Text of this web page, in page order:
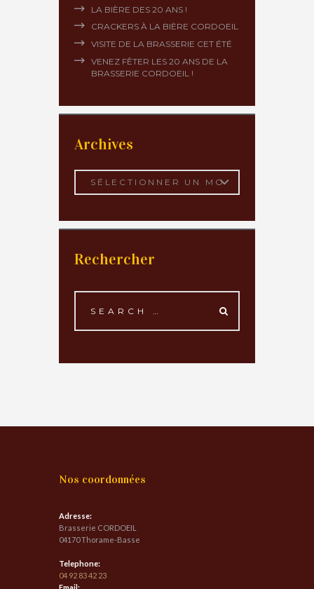
LA BIÈRE DES 20 ANS !
CRACKERS À LA BIÈRE CORDOEIL
VISITE DE LA BRASSERIE CET ÉTÉ
VENEZ FÊTER LES 20 ANS DE LA
BRASSERIE CORDOEIL !
Archives
Rechercher
Nos coordonnées
Adresse:
Brasserie CORDOEIL
04170 Thorame-Basse
Telephone:
04 92 83 42 23
Email: